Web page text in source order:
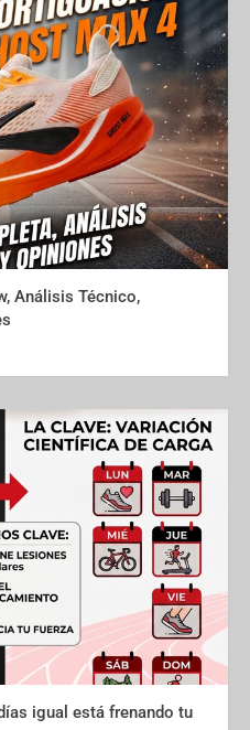
Análisis Técnico,
igual está frenando tu